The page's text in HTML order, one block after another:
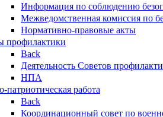
Информация по соблюдению
Межведомственная комиссия по
Нормативно-правовые акты
профилактики
Back
Деятельность Советов
НПА
патриотическая работа
Back
Координационный совет по